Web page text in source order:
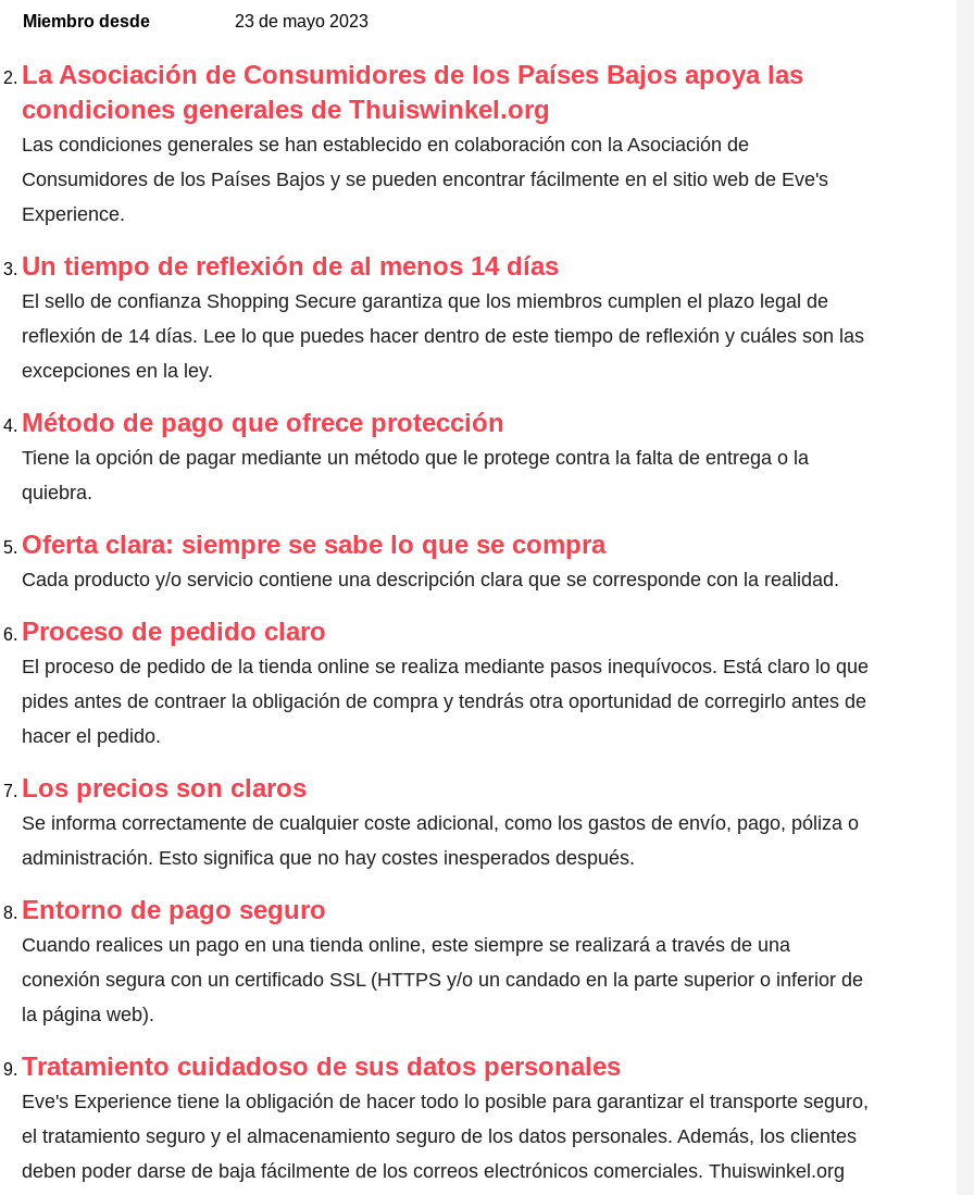
Miembro desde 23 de mayo 2023
La Asociación de Consumidores de los Países Bajos apoya las
condiciones generales de Thuiswinkel.org
Las condiciones generales se han establecido en colaboración con la Asociación de
Consumidores de los Países Bajos y se pueden encontrar fácilmente en el sitio web de Eve's
Experience.
Un tiempo de reflexión de al menos 14 días
El sello de confianza Shopping Secure garantiza que los miembros cumplen el plazo legal de
reflexión de 14 días. Lee lo que puedes hacer dentro de este tiempo de reflexión y cuáles son las
excepciones en la ley.
Método de pago que ofrece protección
Tiene la opción de pagar mediante un método que le protege contra la falta de entrega o la
quiebra.
Oferta clara: siempre se sabe lo que se compra
Cada producto y/o servicio contiene una descripción clara que se corresponde con la realidad.
Proceso de pedido claro
El proceso de pedido de la tienda online se realiza mediante pasos inequívocos. Está claro lo que
pides antes de contraer la obligación de compra y tendrás otra oportunidad de corregirlo antes de
hacer el pedido.
Los precios son claros
Se informa correctamente de cualquier coste adicional, como los gastos de envío, pago, póliza o
administración. Esto significa que no hay costes inesperados después.
Entorno de pago seguro
Cuando realices un pago en una tienda online, este siempre se realizará a través de una
conexión segura con un certificado SSL (HTTPS y/o un candado en la parte superior o inferior de
la página web).
Tratamiento cuidadoso de sus datos personales
Eve's Experience tiene la obligación de hacer todo lo posible para garantizar el transporte seguro,
el tratamiento seguro y el almacenamiento seguro de los datos personales. Además, los clientes
deben poder darse de baja fácilmente de los correos electrónicos comerciales. Thuiswinkel.org